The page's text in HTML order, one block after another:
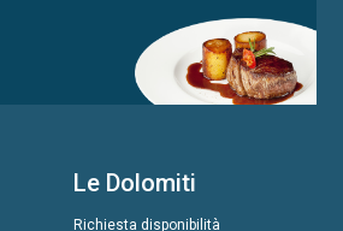
Le Dolomiti
Richiesta disponibilità